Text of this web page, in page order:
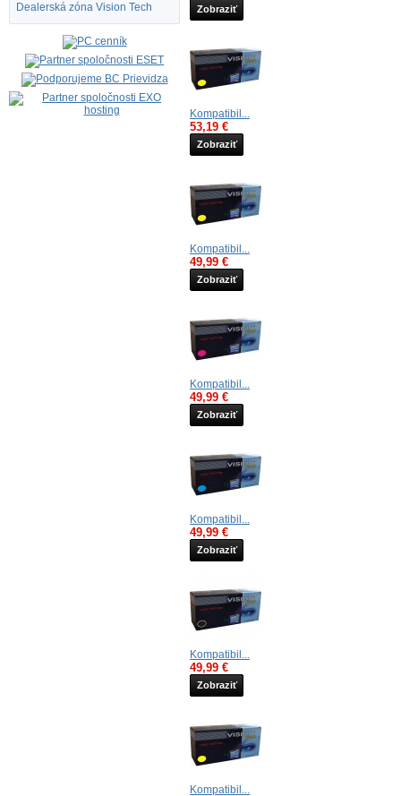
Dealerská zóna Vision Tech
Zobraziť
Kompatibil...
53,19 €
Zobraziť
Kompatibil...
49,99 €
Zobraziť
Kompatibil...
49,99 €
Zobraziť
Kompatibil...
49,99 €
Zobraziť
Kompatibil...
49,99 €
Zobraziť
Kompatibil...